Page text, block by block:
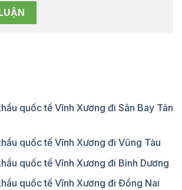
quốc tế Vĩnh Xương đi Sân Bay Tân
quốc tế Vĩnh Xương đi Vũng Tàu
quốc tế Vĩnh Xương đi Bình Dương
quốc tế Vĩnh Xương đi Đồng Nai